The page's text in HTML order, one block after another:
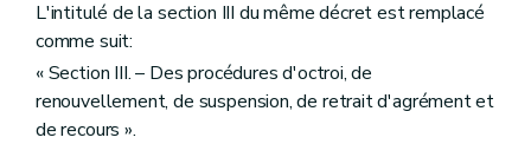
L'intitulé de la section III du même décret est remplacé
comme suit:
« Section III. – Des procédures d'octroi, de
renouvellement, de suspension, de retrait d'agrément et
de recours ».